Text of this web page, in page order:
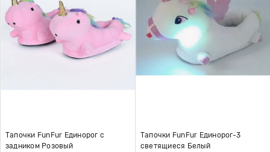
Тапочки FunFur Единорог с
задником Розовый
Тапочки FunFur Единорог-3
светящиеся Белый